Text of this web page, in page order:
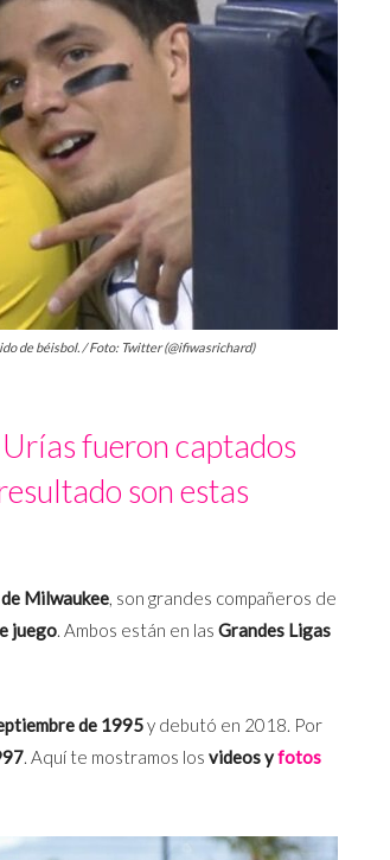
de béisbol. / Foto: Twitter (@ifiwasrichard)
fueron captados
son estas
Milwaukee, son grandes compañeros de
juego. Ambos están en las Grandes Ligas
de 1995y debutó en 2018. Por
. Aquí te mostramos los videos yfotos